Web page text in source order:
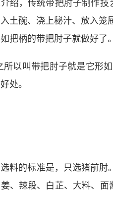
，传统带把肘子制作技艺
土碗、浇上秘汁、放入笼
把柄的带把肘子就做好了。
以叫带把肘子就是它形如
处。
的标准是，只选猪前肘。
、辣段、白芷、大料、